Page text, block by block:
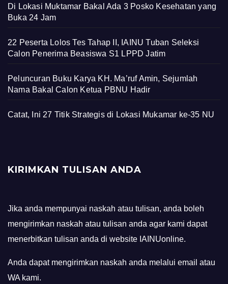
Di Lokasi Muktamar Bakal Ada 3 Posko Kesehatan yang
Buka 24 Jam
22 Peserta Lolos Tes Tahap II, IAINU Tuban Seleksi
Calon Penerima Beasiswa S1 LPPD Jatim
Peluncuran Buku Karya KH. Ma’ruf Amin, Sejumlah
Nama Bakal Calon Ketua PBNU Hadir
Catat, Ini 27 Titik Strategis di Lokasi Mukamar ke-35 NU
KIRIMKAN TULISAN ANDA
Jika anda mempunyai naskah atau tulisan, anda boleh
mengirimkan naskah atau tulisan anda agar kami dapat
menerbitkan tulisan anda di website IAINUonline.
Anda dapat mengirimkan naskah anda melalui email atau
WA kami.